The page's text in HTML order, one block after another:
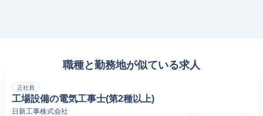
職種と勤務地が似ている求人
正社員
工場設備の電気工事士(第2種以上)
日新工事株式会社